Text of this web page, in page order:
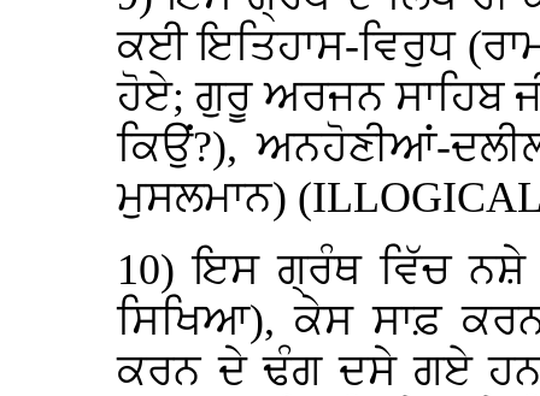
ਕਈ ਇਤਿਹਾਸ-ਵਿਰੁਧ
ਹੋਏ; ਗੁਰੂ ਅਰਜਨ ਸਾਹਿਬ
ਕਿਉਂ?), ਅਨਹੋਣੀਆਂ-
ਮੁਸਲਮਾਨ)
10) ਇਸ ਗ੍ਰੰਥ ਵਿੱਚ ਨਸ਼ੇ
ਸਿਖਿਆ), ਕੇਸ ਸਾਫ਼
ਕਰਨ ਦੇ ਢੰਗ ਦਸੇ ਗਏ ਹਨ